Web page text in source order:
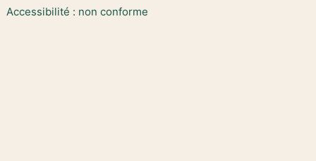
Accessibilité : non conforme